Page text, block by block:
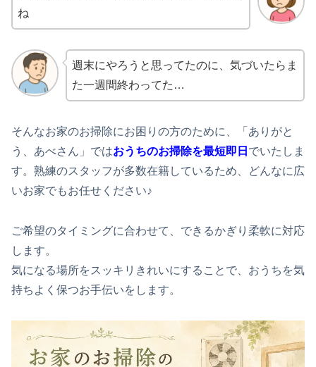
ね
週末にやろうと思ってたのに、気づいたらま
た一週間終わってた…
そんなお家のお掃除にお困りの方のために、「ありがと
う、あべさん」ではおうちのお掃除を最短即日 でいたしま
す。熟練のスタッフが多数在籍しているため、どんなに広
いお家でもお任せください♪
ご希望のタイミングに合わせて、できるかぎり柔軟に対応
します。
気になる場所をスッキリきれいにすることで、おうちを気
持ちよく保つお手伝いをします。